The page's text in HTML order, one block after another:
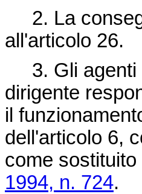
2. La
all'articolo 26.
3. Gli agenti
dirigente
il
dell'articolo 6,
come
1994, n. 724.